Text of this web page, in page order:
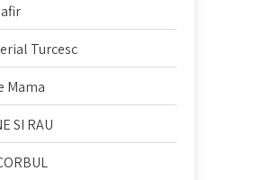
Turcesc
Mama
SI RAU